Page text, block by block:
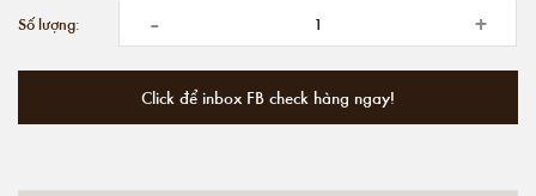
Số lượng: - +
Click để inbox FB check hàng ngay!